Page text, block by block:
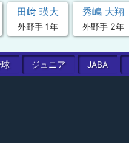
田﨑 瑛大
外野手 1年
秀嶋 大翔
外野手 2年
ジュニア JABA